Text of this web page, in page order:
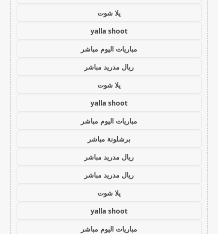
يلا شوت
yalla shoot
مباريات اليوم مباشر
ريال مدريد مباشر
يلا شوت
yalla shoot
مباريات اليوم مباشر
برشلونة مباشر
ريال مدريد مباشر
ريال مدريد مباشر
يلا شوت
yalla shoot
مباريات اليوم مباشر